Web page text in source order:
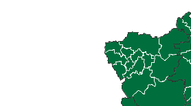
Bitterfeld-Wolfen, Stadt
Blankenburg (Harz), Stadt